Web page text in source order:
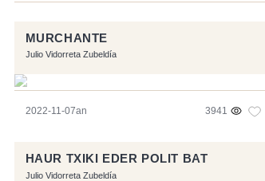
MURCHANTE
Julio Vidorreta Zubeldía
2022-11-07an 3941
HAUR TXIKI EDER POLIT BAT
Julio Vidorreta Zubeldía